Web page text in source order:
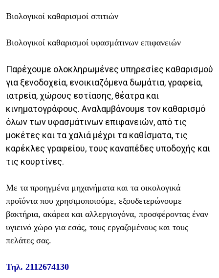
Βιολογικοί καθαρισμοί σπιτιών
Βιολογικοί καθαρισμοί υφασμάτινων επιφανειών
Παρέχουμε ολοκληρωμένες υπηρεσίες καθαρισμού
για ξενοδοχεία, ενοικιαζόμενα δωμάτια, γραφεία,
ιατρεία, χώρους εστίασης, θέατρα και
κινηματογράφους. Αναλαμβάνουμε τον καθαρισμό
όλων των υφασμάτινων επιφανειών, από τις
μοκέτες και τα χαλιά μέχρι τα καθίσματα, τις
καρέκλες γραφείου, τους καναπέδες υποδοχής και
τις κουρτίνες.
Με τα προηγμένα μηχανήματα και τα οικολογικά
προϊόντα που χρησιμοποιούμε, εξουδετερώνουμε
βακτήρια, ακάρεα και αλλεργιογόνα, προσφέροντας έναν
υγιεινό χώρο για εσάς, τους εργαζομένους και τους
πελάτες σας.
Τηλ. 2112674130